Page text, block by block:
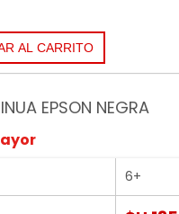
EPSON NEGRA
6+